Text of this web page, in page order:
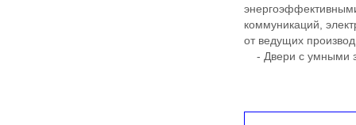
коммуникаций,
от ведущих
- Двери с умными